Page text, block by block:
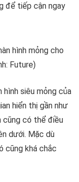
để tiếp cận ngay
hình mỏng cho
Future)
hình siêu mỏng của
hiển thị gần như
cũng có thể điều
dưới. Mặc dù
cũng khá chắc